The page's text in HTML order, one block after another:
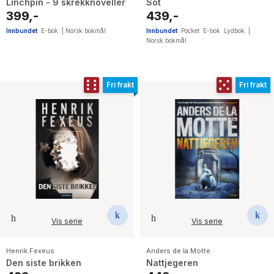
Linchpin - 9 skrekknoveller
399,-
Innbundet E-bok Norsk bokmål
Sot
439,-
Innbundet Pocket E-bok Lydbok
Norsk bokmål
Fri frakt
Vis serie
Henrik Fexeus
Den siste brikken
Fri frakt
Vis serie
Anders de la Motte
Nattjegeren